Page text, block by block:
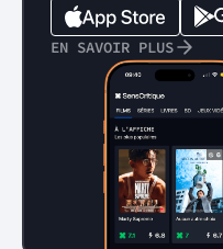
EN SAVOIR PLUS